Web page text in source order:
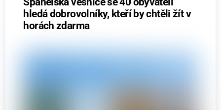
hledá dobrovolníky, kteří by chtěli žít v
horách zdarma